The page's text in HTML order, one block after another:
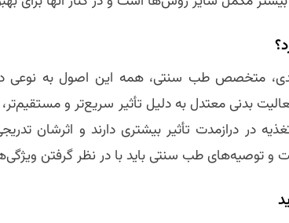
متخصص طب سنتی، همه این اصول به نوعی در
بدنی معتدل به دلیل تأثیر سریع‌تر و
در درازمدت تأثیر بیشتری دارند و اثرشان
و توصیه‌های طب سنتی باید با در نظر گرفتن